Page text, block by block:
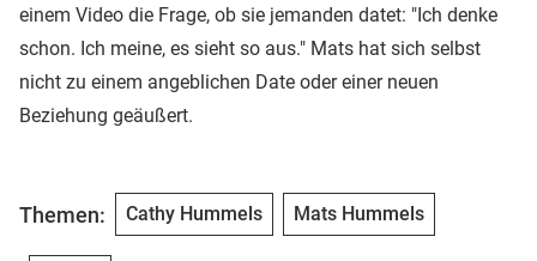
einem Video die Frage, ob sie jemanden datet: "Ich denke
schon. Ich meine, es sieht so aus." Mats hat sich selbst
nicht zu einem angeblichen Date oder einer neuen
Beziehung geäußert.
Themen: Cathy Hummels Mats Hummels